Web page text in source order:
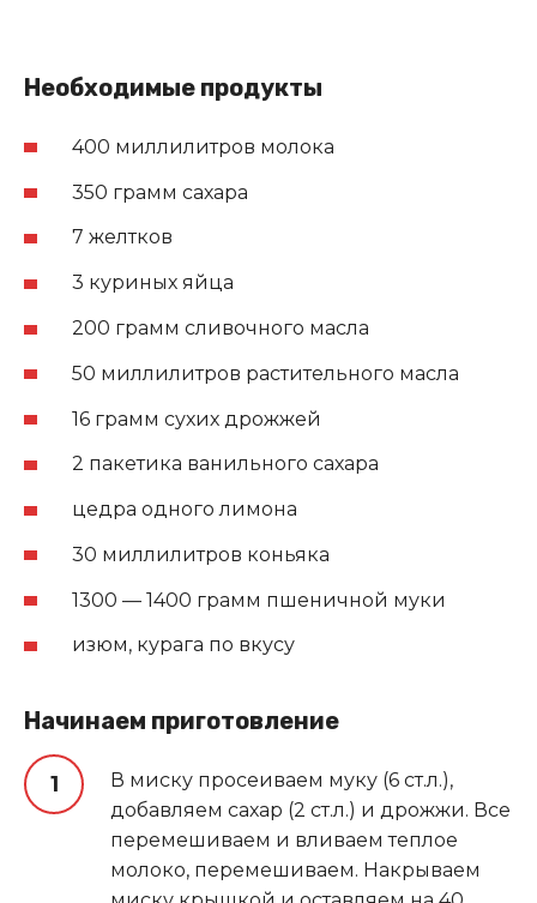
Необходимые продукты
400 миллилитров молока
350 грамм сахара
7 желтков
3 куриных яйца
200 грамм сливочного масла
50 миллилитров растительного масла
16 грамм сухих дрожжей
2 пакетика ванильного сахара
цедра одного лимона
30 миллилитров коньяка
1300 — 1400 грамм пшеничной муки
изюм, курага по вкусу
Начинаем приготовление
В миску просеиваем муку (6 ст.л.),
добавляем сахар (2 ст.л.) и дрожжи. Все
перемешиваем и вливаем теплое
молоко, перемешиваем. Накрываем